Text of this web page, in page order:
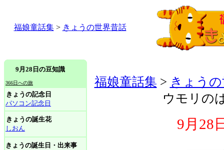
福娘童話集> きょうの世界昔話
9月28日の豆知識
366日への旅
きょうの記念日
パソコン記念日
きょうの誕生花
しおん
きょうの誕生日・出来事
福娘童話集 > きょう
ウモリの
9月28